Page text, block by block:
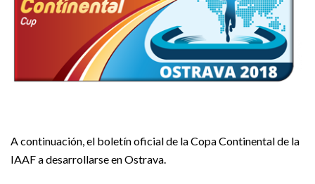
A continuación, el boletín oficial de la Copa Continental de la
IAAF a desarrollarse en Ostrava.